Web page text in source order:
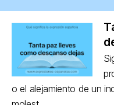
o el alejamiento de un